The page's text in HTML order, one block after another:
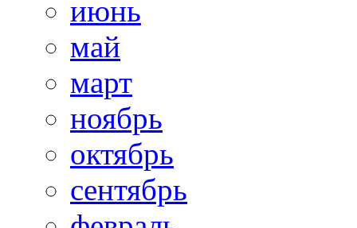
июнь
май
март
ноябрь
октябрь
сентябрь